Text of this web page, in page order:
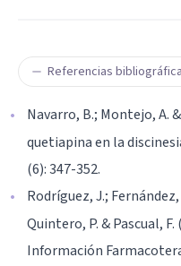
Referencias
Navarro, B.; Montejo, A.
quetiapina en la
(6): 347-352.
Rodríguez, J.;
Quintero, P. & Pascual,
Información